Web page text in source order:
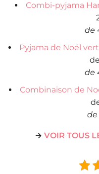
Combi-pyjama
de
Pyjama de Noël
de
Combinaison de
de
→ VOIR TOUS